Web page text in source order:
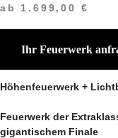
ab 1.699,00 €
Ihr Feuerwerk
Höhenfeuerwerk +
Feuerwerk der
gigantischem Finale